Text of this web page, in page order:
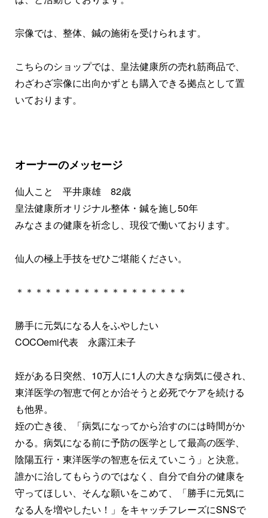
宗像では、整体、鍼の施術を受けられます。
こちらのショップでは、皇法健康所の売れ筋商品で、
わざわざ宗像に出向かずとも購入できる拠点として置
いております。
オーナーのメッセージ
仙人こと 平井康雄 82歳
皇法健康所オリジナル整体・鍼を施し50年
みなさまの健康を祈念し、現役で働いております。
仙人の極上手技をぜひご堪能ください。
＊＊＊＊＊＊＊＊＊＊＊＊＊＊＊＊＊＊
勝手に元気になる人をふやしたい
COCOemi代表 永露江未子
姪がある日突然、10万人に1人の大きな病気に侵され、
東洋医学の智恵で何とか治そうと必死でケアを続ける
も他界。
姪の亡き後、「病気になってから治すのには時間がか
かる。病気になる前に予防の医学として最高の医学、
陰陽五行・東洋医学の智恵を伝えていこう」と決意。
誰かに治してもらうのではなく、自分で自分の健康を
守ってほしい、そんな願いをこめて、「勝手に元気に
なる人を増やしたい！」をキャッチフレーズにSNSで